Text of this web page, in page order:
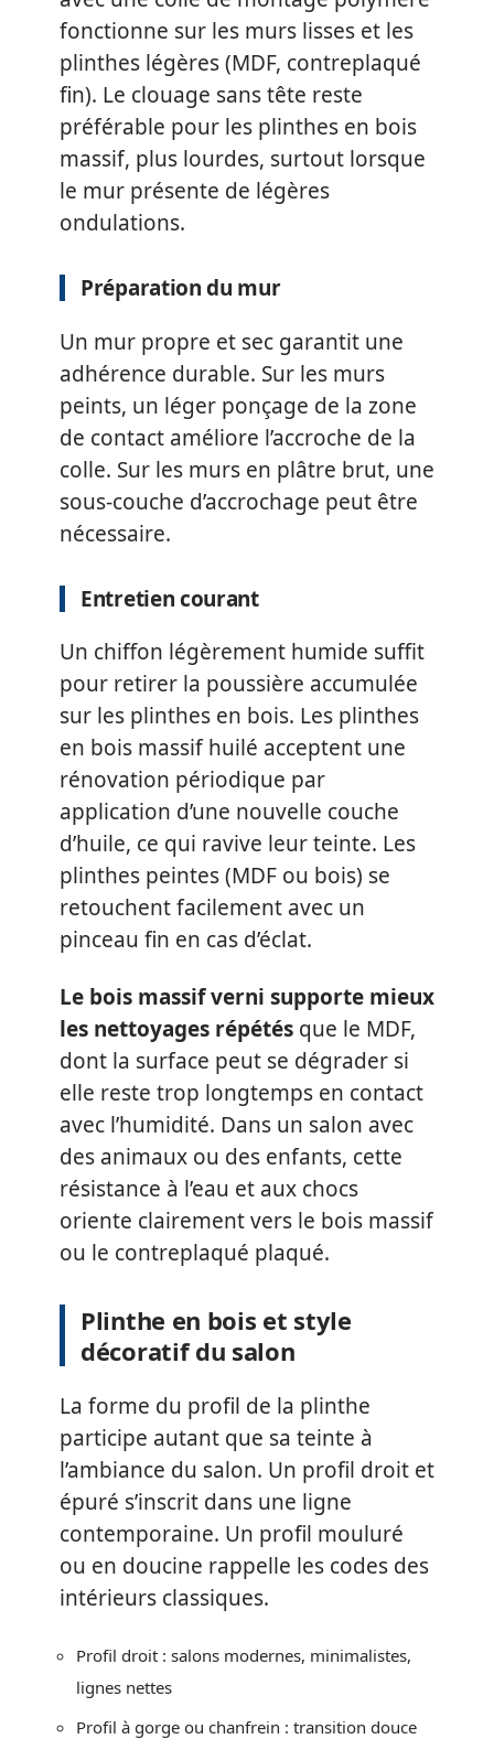
fonctionne sur les murs lisses et les
plinthes légères (MDF, contreplaqué
fin). Le clouage sans tête reste
préférable pour les plinthes en bois
massif, plus lourdes, surtout lorsque
le mur présente de légères
ondulations.
Préparation du mur
Un mur propre et sec garantit une
adhérence durable. Sur les murs
peints, un léger ponçage de la zone
de contact améliore l’accroche de la
colle. Sur les murs en plâtre brut, une
sous-couche d’accrochage peut être
nécessaire.
Entretien courant
Un chiffon légèrement humide suffit
pour retirer la poussière accumulée
sur les plinthes en bois. Les plinthes
en bois massif huilé acceptent une
rénovation périodique par
application d’une nouvelle couche
d’huile, ce qui ravive leur teinte. Les
plinthes peintes (MDF ou bois) se
retouchent facilement avec un
pinceau fin en cas d’éclat.
Le bois massif verni supporte mieux
les nettoyages répétés que le MDF,
dont la surface peut se dégrader si
elle reste trop longtemps en contact
avec l’humidité. Dans un salon avec
des animaux ou des enfants, cette
résistance à l’eau et aux chocs
oriente clairement vers le bois massif
ou le contreplaqué plaqué.
Plinthe en bois et style
décoratif du salon
La forme du profil de la plinthe
participe autant que sa teinte à
l’ambiance du salon. Un profil droit et
épuré s’inscrit dans une ligne
contemporaine. Un profil mouluré
ou en doucine rappelle les codes des
intérieurs classiques.
Profil droit : salons modernes, minimalistes,
lignes nettes
Profil à gorge ou chanfrein : transition douce